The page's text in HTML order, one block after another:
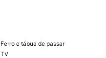
Ferro e tábua de passar
TV